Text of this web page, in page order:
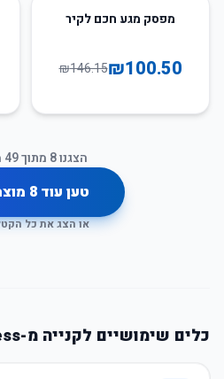
מפסק מגע חכם לקיר
₪100.50
₪146.15
הצגנו8 מתוך49
טען עוד8
או הצג את כל
כלים שימושיים לקנייה מ-AliExpress